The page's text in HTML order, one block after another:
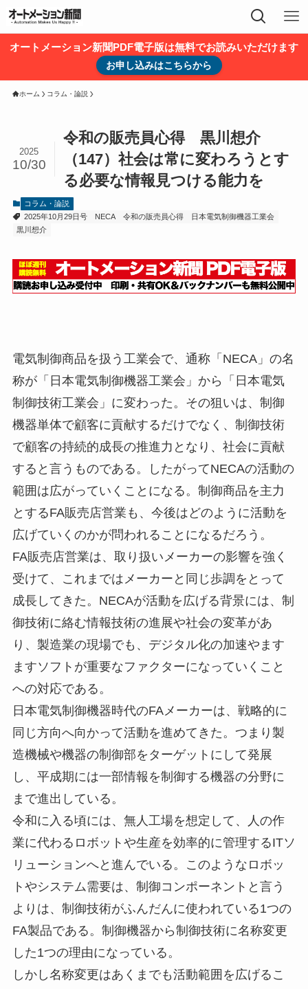
オートメーション新聞PDF電子版は無料でお読みいただけます
お申し込みはこちらから
ホーム コラム・論説
令和の販売員心得 黒川想介
（147）社会は常に変わろうとす
る必要な情報見つける能力を
2025
10/30
コラム・論説
2025年10月29日号
NECA 令和の販売員心得
日本電気制御機器工業会
黒川想介
電気制御商品を扱う工業会で、通称「NECA」の名
称が「日本電気制御機器工業会」から「日本電気
制御技術工業会」に変わった。その狙いは、制御
機器単体で顧客に貢献するだけでなく、制御技術
で顧客の持続的成長の推進力となり、社会に貢献
すると言うものである。したがってNECAの活動の
範囲は広がっていくことになる。制御商品を主力
とするFA販売店営業も、今後はどのように活動を
広げていくのかが問われることになるだろう。
FA販売店営業は、取り扱いメーカーの影響を強く
受けて、これまではメーカーと同じ歩調をとって
成長してきた。NECAが活動を広げる背景には、制
御技術に絡む情報技術の進展や社会の変革があ
り、製造業の現場でも、デジタル化の加速やます
ますソフトが重要なファクターになっていくこと
への対応である。
日本電気制御機器時代のFAメーカーは、戦略的に
同じ方向へ向かって活動を進めてきた。つまり製
造機械や機器の制御部をターゲットにして発展
し、平成期には一部情報を制御する機器の分野に
まで進出している。
令和に入る頃には、無人工場を想定して、人の作
業に代わるロボットや生産を効率的に管理するITソ
リューションへと進んでいる。このようなロボッ
トやシステム需要は、制御コンポーネントと言う
よりは、制御技術がふんだんに使われている1つの
FA製品である。制御機器から制御技術に名称変更
した1つの理由になっている。
しかし名称変更はあくまでも活動範囲を広げるこ